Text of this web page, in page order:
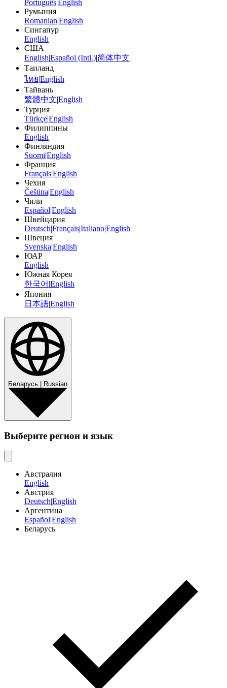
Português English
Румыния
Romanian|English
Сингапур
English
США
English|Español (Intl.)|简体中文
Таиланд
ไทย|English
Тайвань
繁體中文|English
Турция
Türkçe|English
Филиппины
English
Финляндия
Suomi|English
Франция
Français|English
Чехия
Čeština|English
Чили
Español|English
Швейцария
Deutsch|Français|Italiano|English
Швеция
Svenska|English
ЮАР
English
Южная Корея
한국어 |English
Япония
日本語|English
Беларусь | Russian
Выберите регион и язык
Австралия
English
Австрия
Deutsch|English
Аргентина
Español|English
Беларусь